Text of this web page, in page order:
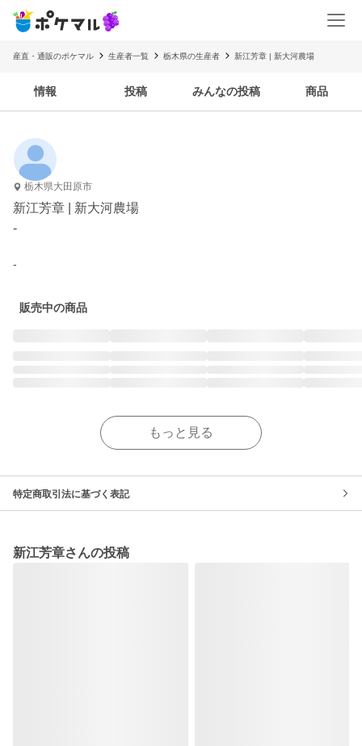
産直・通販のポケマル 生産者一覧 栃木県の生産者 新江芳章 | 新大河農場
情報 投稿 みんなの投稿 商品
栃木県大田原市
新江芳章 | 新大河農場
-
-
販売中の商品
もっと見る
特定商取引法に基づく表記
新江芳章さんの投稿